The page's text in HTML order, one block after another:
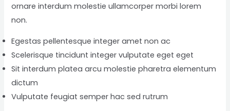
ornare interdum molestie ullamcorper morbi lorem
non.
Egestas pellentesque integer amet non ac
Scelerisque tincidunt integer vulputate eget eget
Sit interdum platea arcu molestie pharetra elementum
dictum
Vulputate feugiat semper hac sed rutrum